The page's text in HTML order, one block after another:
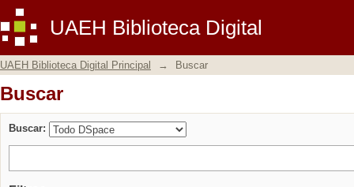
UAEH Biblioteca Digital
Buscar
UAEH Biblioteca Digital Principal → Buscar
Buscar
Buscar: